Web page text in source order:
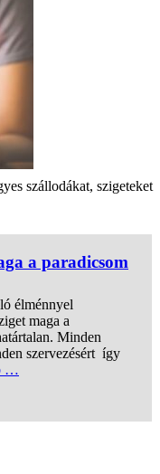
szállodákat, szigeteket
a paradicsom
élménnyel
maga a
Minden
szervezésért így
…